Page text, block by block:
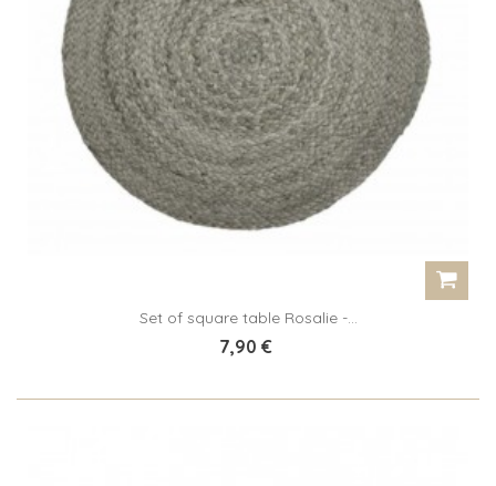
Set of square table Rosalie -...
7,90 €